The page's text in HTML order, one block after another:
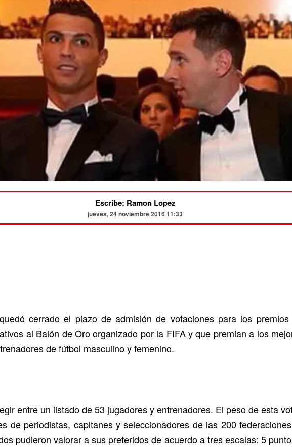
Escribe: Ramon Lopez
jueves, 24 noviembre 2016 11:33
cerrado el plazo de admisión de votaciones para los
al Balón de Oro organizado por la FIFA y que premian a los
de fútbol masculino y femenino.
entre un listado de 53 jugadores y entrenadores. El peso de esta
de periodistas, capitanes y seleccionadores de las 200
pudieron valorar a sus preferidos de acuerdo a tres escalas: 5